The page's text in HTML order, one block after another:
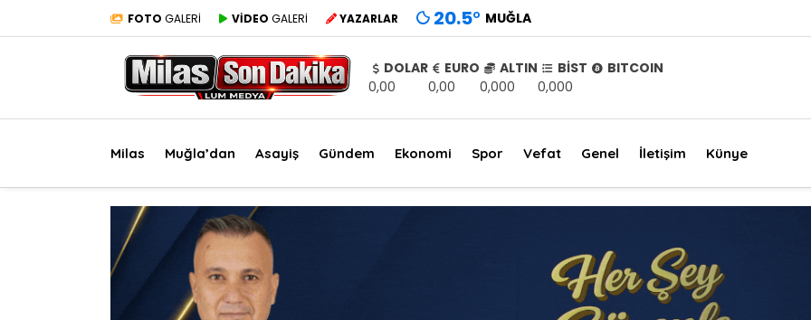
FOTO GALERİ VİDEO GALERİ YAZARLAR 20.5° MUĞLA
DOLAR
0,00
EURO
0,00
ALTIN
0,000
BİST
0,000
BITCOIN
Milas Muğla’dan Asayiş Gündem Ekonomi Spor Vefat Genel İletişim Künye